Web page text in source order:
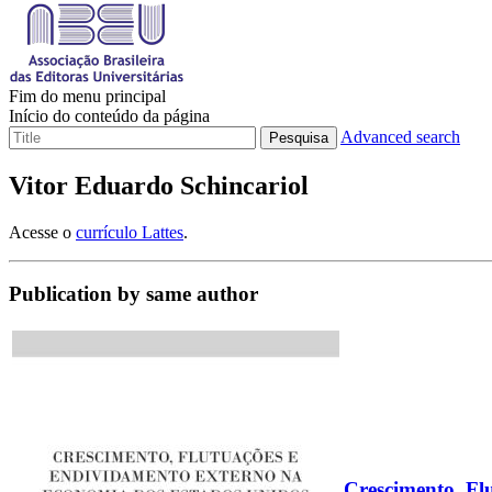
Fim do menu principal
Início do conteúdo da página
Pesquisa Advanced search
Vitor Eduardo Schincariol
Acesse o currículo Lattes.
Publication by same author